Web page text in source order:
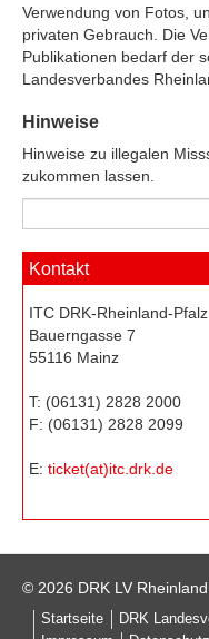
Verwendung von Fotos,
privaten Gebrauch. Die
Publikationen bedarf der
Landesverbandes
Hinweise
Hinweise zu illegalen
zukommen lassen.
Kontakt
ITC DRK-Rheinland-Pfalz
Bauerngasse 7
55116 Mainz
T: (06131) 2828 2000
F: (06131) 2828 2099
E: ticket(at)itc.drk.de
© 2026 DRK LV
Startseite DRK